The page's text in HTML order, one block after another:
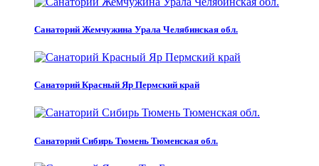
Санаторий Жемчужина Урала Челябинская обл.
Санаторий Красный Яр Пермский край
Санаторий Сибирь Тюмень Тюменская обл.